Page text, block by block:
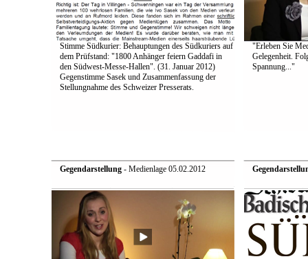
Stimme Südkurier: Behauptungen des Südkuriers auf
dem Prüfstand: "1800 Anhänger feiern Gaddafi in
den Südwest-Messe-Hallen". (31. Januar 2012)
Gegenstimme Sasek und Zusammenfassung der
Stellungnahme des Schweizer Presserats.
"Erleben Sie
Gelegenheit.
Spannung..."
Gegendarstellung- Medienlage 05.02.2012